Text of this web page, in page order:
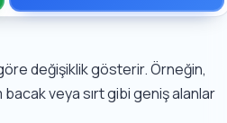
değişiklik gösterir. Örneğin,
veya sırt gibi geniş alanlar